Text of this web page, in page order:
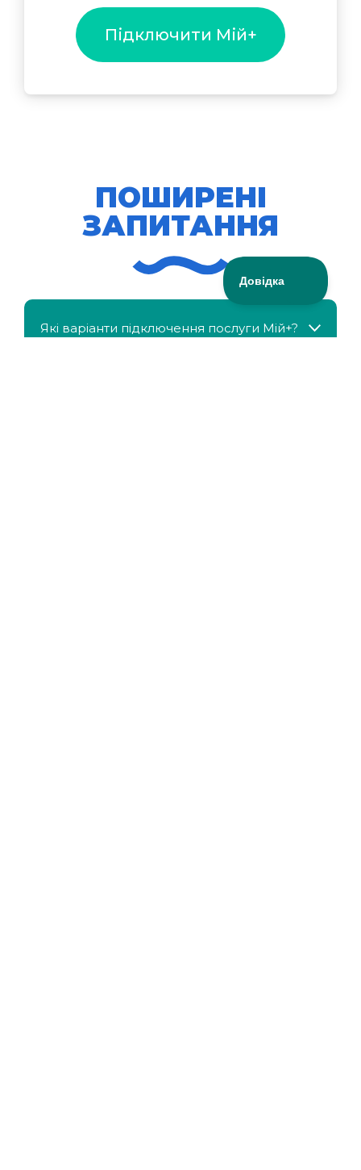
Підключити Мій+
ПОШИРЕНІ
ЗАПИТАННЯ
Які варіанти підключення послуги Мій+?